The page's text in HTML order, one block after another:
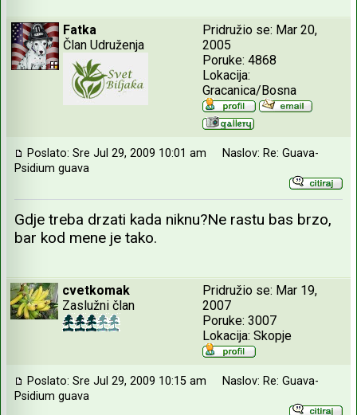
Fatka
Član Udruženja
Pridružio se: Mar 20,
2005
Poruke: 4868
Lokacija:
Gracanica/Bosna
Poslato: Sre Jul 29, 2009 10:01 am
Naslov: Re: Guava-
Psidium guava
Gdje treba drzati kada niknu?Ne rastu bas brzo,
bar kod mene je tako.
cvetkomak
Zaslužni član
Pridružio se: Mar 19,
2007
Poruke: 3007
Lokacija: Skopje
Poslato: Sre Jul 29, 2009 10:15 am
Naslov: Re: Guava-
Psidium guava